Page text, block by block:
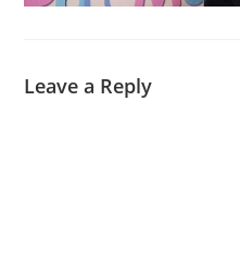
Leave a Reply